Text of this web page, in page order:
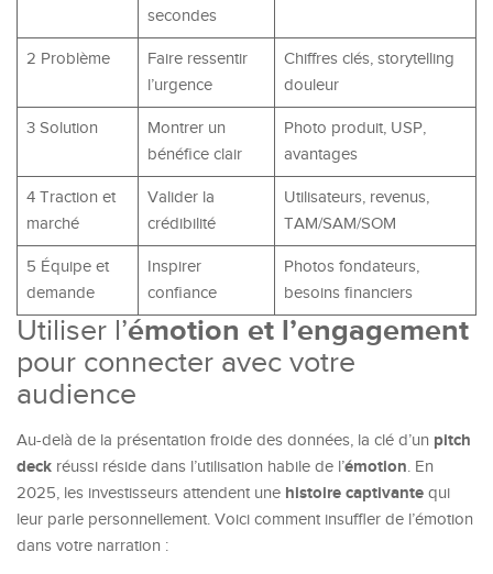
secondes
2 Problème
Faire ressentir
l’urgence
Chiffres clés, storytelling
douleur
3 Solution
Montrer un
bénéfice clair
Photo produit, USP,
avantages
4 Traction et
marché
Valider la
crédibilité
Utilisateurs, revenus,
TAM/SAM/SOM
5 Équipe et
demande
Inspirer
confiance
Photos fondateurs,
besoins financiers
Utiliser l’émotion et l’engagement
pour connecter avec votre
audience
Au-delà de la présentation froide des données, la clé d’un pitch
deck réussi réside dans l’utilisation habile de l’émotion. En
2025, les investisseurs attendent une histoire captivante qui
leur parle personnellement. Voici comment insuffler de l’émotion
dans votre narration :